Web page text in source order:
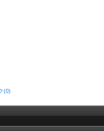
(0)